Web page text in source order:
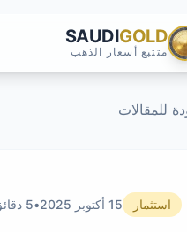
SAUDIGOLD
متتبع أسعار الذهب
للمقالات
استثمار 15 أكتوبر 2025 •5 دقائق قراءة